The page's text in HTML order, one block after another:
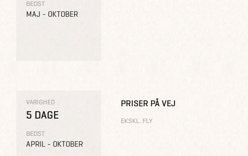
BEDST
MAJ - OKTOBER
VARIGHED
5 DAGE
BEDST
APRIL - OKTOBER
PRISER PÅ VEJ
EKSKL. FLY